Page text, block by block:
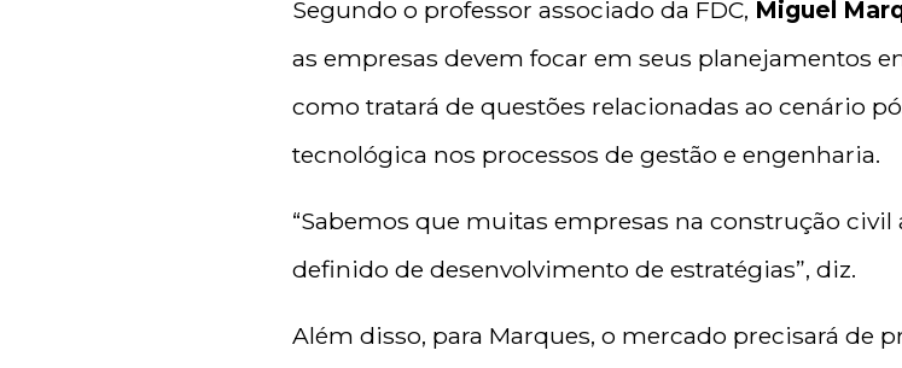
Segundo o professor associado da FDC, Miguel
as empresas devem focar em seus planejamentos
como tratará de questões relacionadas ao cenário
tecnológica nos processos de gestão e engenharia.
“Sabemos que muitas empresas na construção
definido de desenvolvimento de estratégias”, diz.
Além disso, para Marques, o mercado precisará de